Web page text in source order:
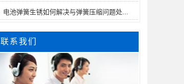
电池弹簧生锈如何解决与弹簧压缩问题处...
联系我们